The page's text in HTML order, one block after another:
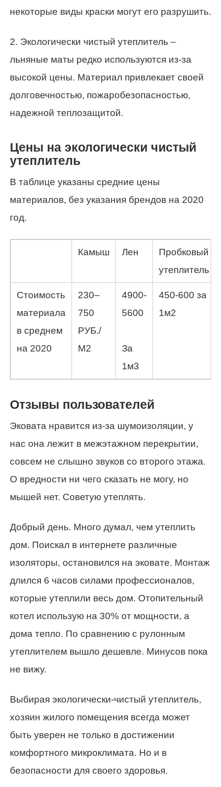
некоторые виды краски могут его разрушить.
2. Экологически чистый утеплитель –
льняные маты редко используются из-за
высокой цены. Материал привлекает своей
долговечностью, пожаробезопасностью,
надежной теплозащитой.
Цены на экологически чистый
утеплитель
В таблице указаны средние цены
материалов, без указания брендов на 2020
год.
Камыш Лен
Пробковый
утеплитель
Стоимость
материала
в среднем
на 2020
230–
750
РУБ./
М2
4900-
5600
За
1м3
450-600 за
1м2
Отзывы пользователей
Эковата нравится из-за шумоизоляции, у
нас она лежит в межэтажном перекрытии,
совсем не слышно звуков со второго этажа.
О вредности ни чего сказать не могу, но
мышей нет. Советую утеплять.
Добрый день. Много думал, чем утеплить
дом. Поискал в интернете различные
изоляторы, остановился на эковате. Монтаж
длился 6 часов силами профессионалов,
которые утеплили весь дом. Отопительный
котел использую на 30% от мощности, а
дома тепло. По сравнению с рулонным
утеплителем вышло дешевле. Минусов пока
не вижу.
Выбирая экологически-чистый утеплитель,
хозяин жилого помещения всегда может
быть уверен не только в достижении
комфортного микроклимата. Но и в
безопасности для своего здоровья.